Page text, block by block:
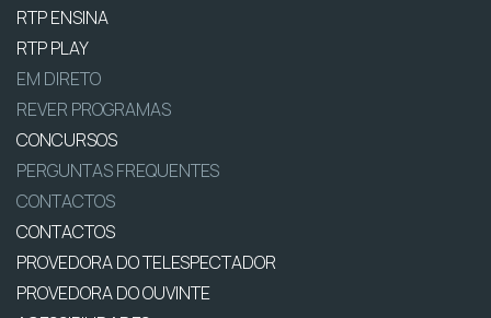
RTP ENSINA
RTP PLAY
EM DIRETO
REVER PROGRAMAS
CONCURSOS
PERGUNTAS FREQUENTES
CONTACTOS
CONTACTOS
PROVEDORA DO TELESPECTADOR
PROVEDORA DO OUVINTE